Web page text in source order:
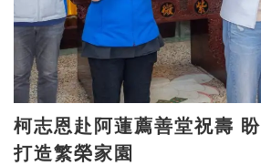
柯志恩赴阿蓮薦善堂祝壽 盼守護庄頭情感
打造繁榮家園